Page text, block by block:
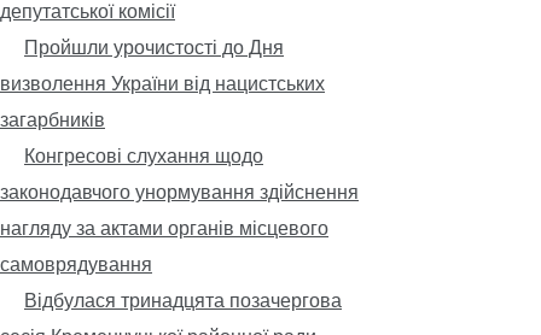
депутатської комісії
Пройшли урочистості до Дня
визволення України від нацистських
загарбників
Конгресові слухання щодо
законодавчого унормування здійснення
нагляду за актами органів місцевого
самоврядування
Відбулася тринадцята позачергова